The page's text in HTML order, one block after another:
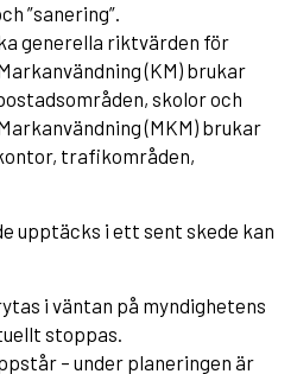
”sanering”.
generella riktvärden för
(KM) brukar
skolor och
(MKM) brukar
trafikområden,
upptäcks i ett sent skede kan
i väntan på myndighetens
stoppas.
– under planeringen är